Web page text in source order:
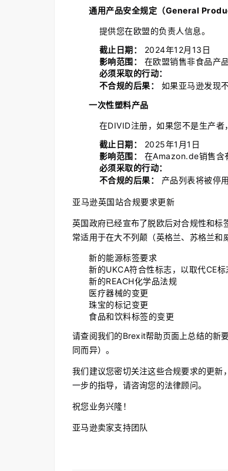
通用产品安全规定（General
提供您在欧盟的负责人信息。
截止日期：
2024年12月13日
影响范围：
在欧盟销售非食品产
必须采取的行动：
不合规的后果：
如果亚马逊发现
一次性塑料产品
在DIVID注册，如果您不是生产者
截止日期：
2025年1月1日
影响范围：
在Amazon.de销售含
必须采取的行动：
不合规的后果：
产品列表将被停用
亚马逊英国站合规要求更新
英国政府已经宣布了脱欧后对合规性和
常适用于在大不列颠（英格兰、苏格兰和
新的能源标签要求
新的UKCA符合性标志，以取代CE标
新的REACH化学品法规
医疗器械的变更
珠宝的标记变更
食品和饮料标签的变更
请查阅我们的Brexit帮助页面上总结的新
同而异）。
我们建议您密切关注这些合规要求的更
一步的指导，请咨询您的法律顾问。
祝您业务兴隆！
亚马逊卖家支持团队